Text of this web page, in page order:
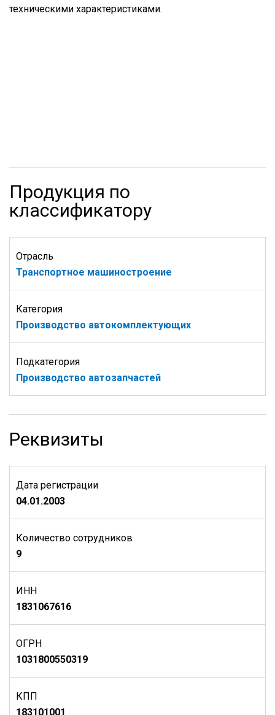
техническими характеристиками.
Продукция по
классификатору
Отрасль
Транспортное машиностроение
Категория
Производство автокомплектующих
Подкатегория
Производство автозапчастей
Реквизиты
Дата регистрации
04.01.2003
Количество сотрудников
9
ИНН
1831067616
ОГРН
1031800550319
КПП
183101001